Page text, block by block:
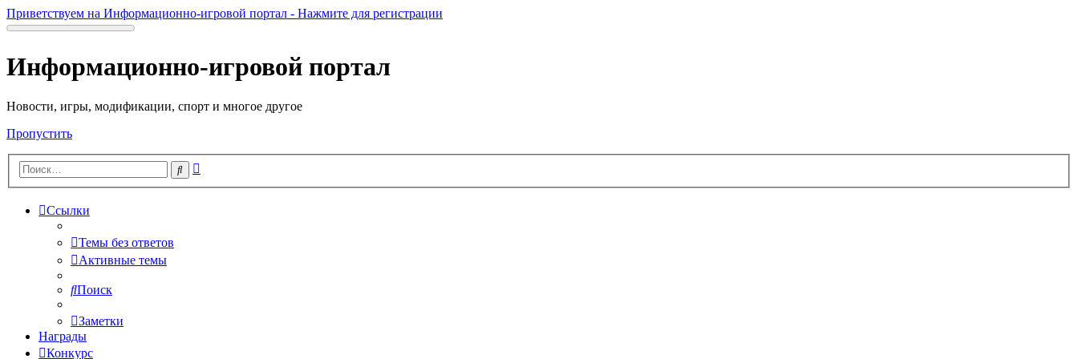
Приветствуем на Информационно-игровой портал - Нажмите для регистрации
Информационно-игровой портал
Новости, игры, модификации, спорт и многое другое
Пропустить
Поиск
Ссылки
Темы без ответов
Активные темы
Поиск
Заметки
Награды
Конкурс